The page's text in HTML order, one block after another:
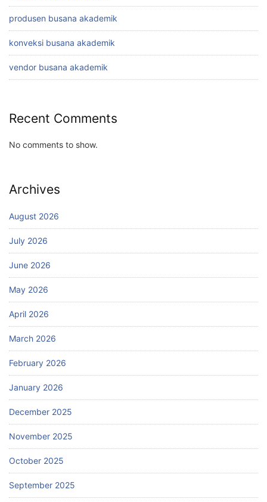
produsen busana akademik
konveksi busana akademik
vendor busana akademik
Recent Comments
No comments to show.
Archives
August 2026
July 2026
June 2026
May 2026
April 2026
March 2026
February 2026
January 2026
December 2025
November 2025
October 2025
September 2025